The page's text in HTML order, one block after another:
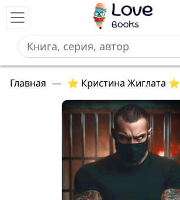
Главная — ⭐ Кристина Жиглата ⭐